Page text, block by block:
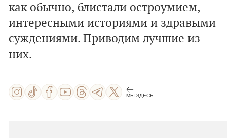
как обычно, блистали остроумием,
интересными историями и здравыми
суждениями. Приводим лучшие из
них.
МЫ ЗДЕСЬ